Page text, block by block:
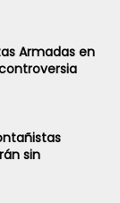
Armadas en
sin